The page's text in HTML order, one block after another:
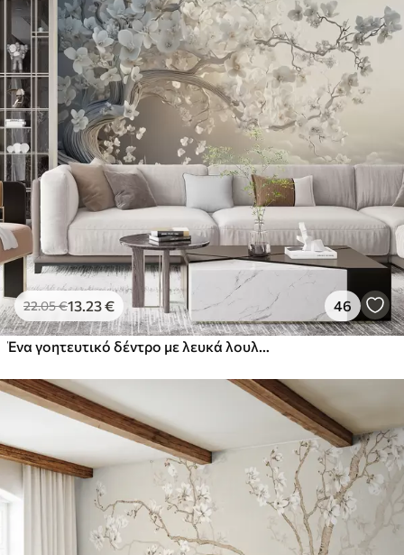
22.05€13 .23€ 46